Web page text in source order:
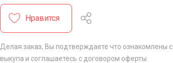
Нравится
Делая заказ, Вы подтверждаете что ознакомлены с
выкупа и соглашаетесь с договором оферты